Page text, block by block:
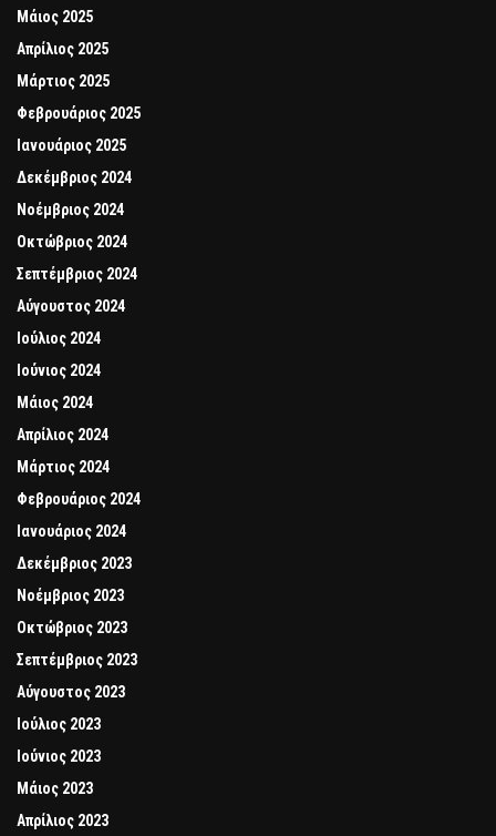
Μάιος 2025
Απρίλιος 2025
Μάρτιος 2025
Φεβρουάριος 2025
Ιανουάριος 2025
Δεκέμβριος 2024
Νοέμβριος 2024
Οκτώβριος 2024
Σεπτέμβριος 2024
Αύγουστος 2024
Ιούλιος 2024
Ιούνιος 2024
Μάιος 2024
Απρίλιος 2024
Μάρτιος 2024
Φεβρουάριος 2024
Ιανουάριος 2024
Δεκέμβριος 2023
Νοέμβριος 2023
Οκτώβριος 2023
Σεπτέμβριος 2023
Αύγουστος 2023
Ιούλιος 2023
Ιούνιος 2023
Μάιος 2023
Απρίλιος 2023